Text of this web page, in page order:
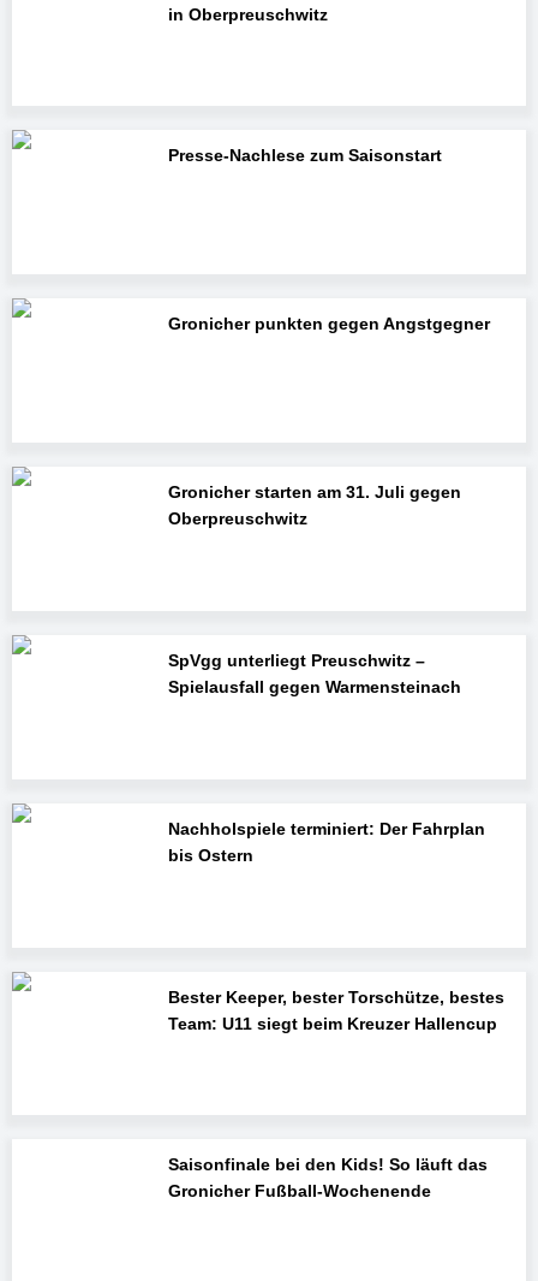
in Oberpreuschwitz
Presse-Nachlese zum Saisonstart
Gronicher punkten gegen Angstgegner
Gronicher starten am 31. Juli gegen
Oberpreuschwitz
SpVgg unterliegt Preuschwitz –
Spielausfall gegen Warmensteinach
Nachholspiele terminiert: Der Fahrplan
bis Ostern
Bester Keeper, bester Torschütze, bestes
Team: U11 siegt beim Kreuzer Hallencup
Saisonfinale bei den Kids! So läuft das
Gronicher Fußball-Wochenende